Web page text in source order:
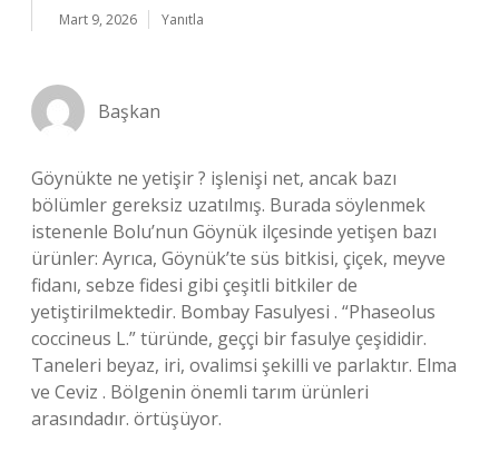
Mart 9, 2026 Yanıtla
Başkan
Göynükte ne yetişir ? işlenişi net, ancak bazı
bölümler gereksiz uzatılmış. Burada söylenmek
istenenle Bolu’nun Göynük ilçesinde yetişen bazı
ürünler: Ayrıca, Göynük’te süs bitkisi, çiçek, meyve
fidanı, sebze fidesi gibi çeşitli bitkiler de
yetiştirilmektedir. Bombay Fasulyesi . “Phaseolus
coccineus L.” türünde, geççi bir fasulye çeşididir.
Taneleri beyaz, iri, ovalimsi şekilli ve parlaktır. Elma
ve Ceviz . Bölgenin önemli tarım ürünleri
arasındadır. örtüşüyor.